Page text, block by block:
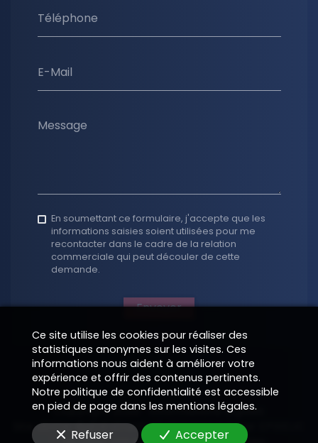
Téléphone
E-Mail
Message
En soumettant ce formulaire, j'accepte que les
informations saisies soient utilisées pour me
recontacter dans le cadre de la relation
commerciale qui peut découler de cette
demande.
Envoyer
Copyright 2026—Informations légales
—
Site vitrine digital structuré et supervisé par
Ce site utilise les cookies pour réaliser des
statistiques anonymes sur les visites. Ces
informations nous aident à améliorer votre
expérience et offrir des contenus pertinents.
Notre politique de confidentialité est accessible
en pied de page dans les mentions légales.
Refuser Accepter